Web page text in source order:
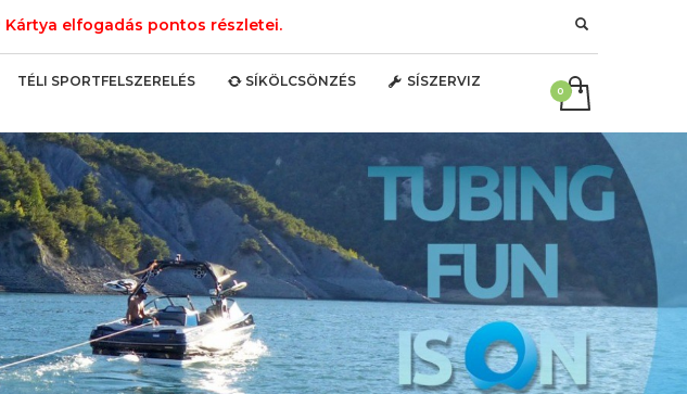
Kártya elfogadás pontos részletei.
TÉLI SPORTFELSZERELÉS SÍKÖLCSÖNZÉS
SÍSZERVIZ